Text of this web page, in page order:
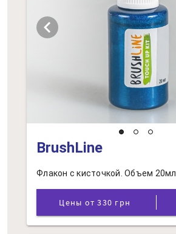
chevron_left
BrushLine
Флакон с кисточкой. Объем 20мл.
Цены от 330 грн